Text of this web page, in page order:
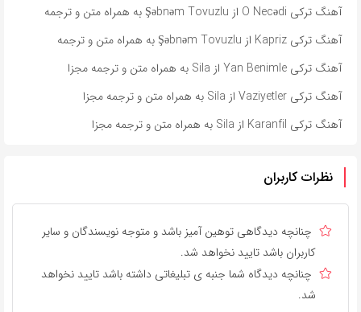
آهنگ ترکی O Necədi از Şəbnəm Tovuzlu به همراه متن و ترجمه
آهنگ ترکی Kapriz از Şəbnəm Tovuzlu به همراه متن و ترجمه
آهنگ ترکی Yan Benimle از Sila به همراه متن و ترجمه مجزا
آهنگ ترکی Vaziyetler از Sila به همراه متن و ترجمه مجزا
آهنگ ترکی Karanfil از Sila به همراه متن و ترجمه مجزا
نظرات کاربران
چنانچه دیدگاهی توهین آمیز باشد و متوجه نویسندگان و سایر
کاربران باشد تایید نخواهد شد.
چنانچه دیدگاه شما جنبه ی تبلیغاتی داشته باشد تایید نخواهد
شد.